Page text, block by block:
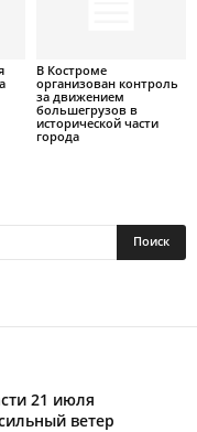
В Костроме
организован контроль
за движением
большегрузов в
исторической части
города
21 июля
ветер